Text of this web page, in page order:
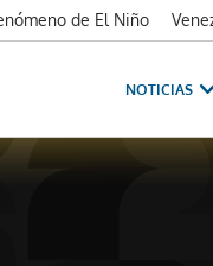
de El Niño
NOTICIAS